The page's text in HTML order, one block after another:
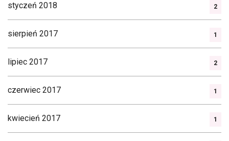
styczeń 2018 2
sierpień 2017 1
lipiec 2017 2
czerwiec 2017 1
kwiecień 2017 1